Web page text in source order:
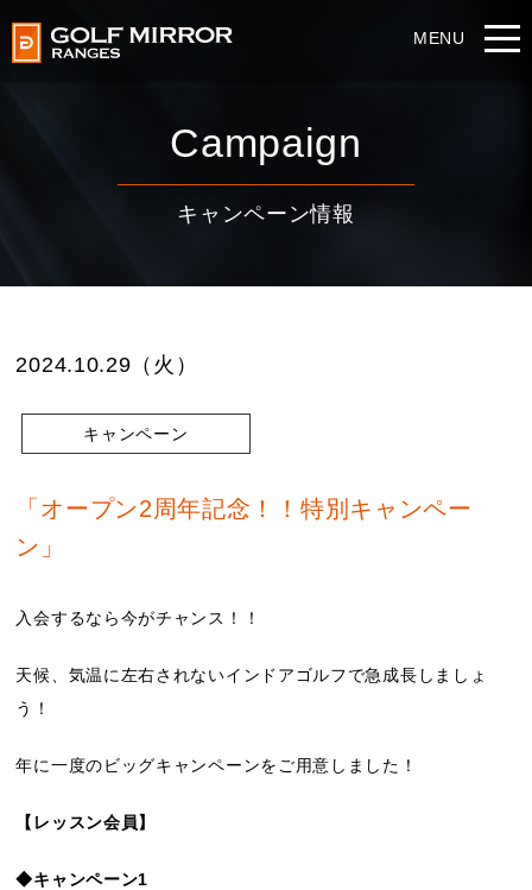
Campaign
キャンペーン情報
2024.10.29（火）
キャンペーン
「オープン2周年記念！！特別キャンペー
ン」
入会するなら今がチャンス！！
天候、気温に左右されないインドアゴルフで急成長しましょ
う！
年に一度のビッグキャンペーンをご用意しました！
【レッスン会員】
◆キャンペーン1